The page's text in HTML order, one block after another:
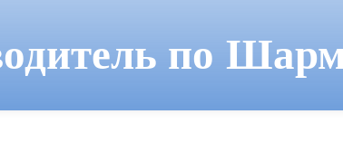
по